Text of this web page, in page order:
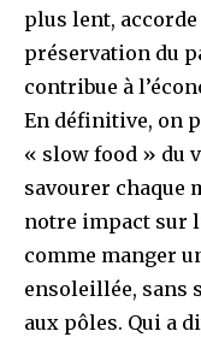
plus lent,
préservation du
contribue à
En définitive, on
« slow food » du
savourer chaque
notre impact sur
comme manger
ensoleillée, sans
aux pôles. Qui a